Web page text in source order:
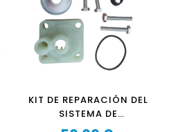
KIT DE REPARACIÓN DEL
SISTEMA DE
REFRIGERACIÓN OZEAM